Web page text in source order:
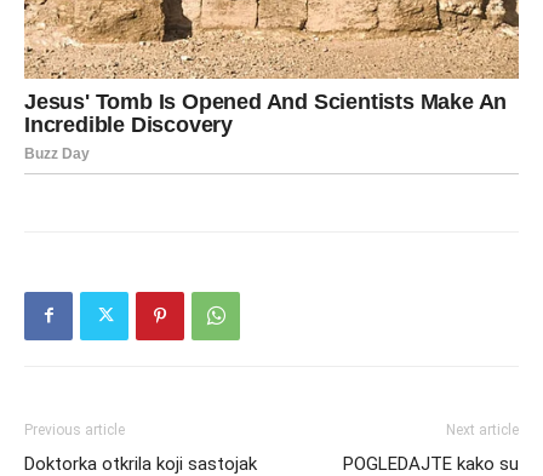
Previous article
Doktorka otkrila koji sastojak
Next article
POGLEDAJTE kako su